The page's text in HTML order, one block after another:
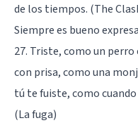
de los tiempos. (The
Siempre es bueno
27. Triste, como un
con prisa, como una
tú te fuiste, como
(La fuga)